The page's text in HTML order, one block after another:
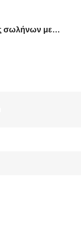
Μηχανή παραγωγής σωλήνων με σκληροποιημένους κυλίνδρους Cr12